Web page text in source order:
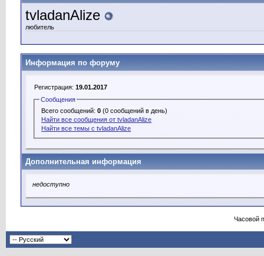
tvladanAlize
любитель
Информация по форуму
Регистрация: 19.01.2017
Сообщения
Всего сообщений:0 (0 сообщений в день)
Найти все сообщения от tvladanAlize
Найти все темы с tvladanAlize
Дополнительная информация
недоступно
Часовой